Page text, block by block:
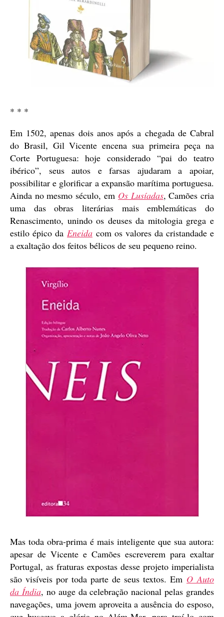
* * *
Em 1502, apenas dois anos após a chegada de Cabral
do Brasil, Gil Vicente encena sua primeira peça na
Corte Portuguesa: hoje considerado “pai do teatro
ibérico”, seus autos e farsas ajudaram a apoiar,
possibilitar e glorificar a expansão marítima portuguesa.
Ainda no mesmo século, em Os Lusíadas, Camões cria
uma das obras literárias mais emblemáticas do
Renascimento, unindo os deuses da mitologia grega e
estilo épico da Eneida com os valores da cristandade e
a exaltação dos feitos bélicos de seu pequeno reino.
Mas toda obra-prima é mais inteligente que sua autora:
apesar de Vicente e Camões escreverem para exaltar
Portugal, as fraturas expostas desse projeto imperialista
são visíveis por toda parte de seus textos. Em O Auto
da Índia, no auge da celebração nacional pelas grandes
navegações, uma jovem aproveita a ausência do esposo,